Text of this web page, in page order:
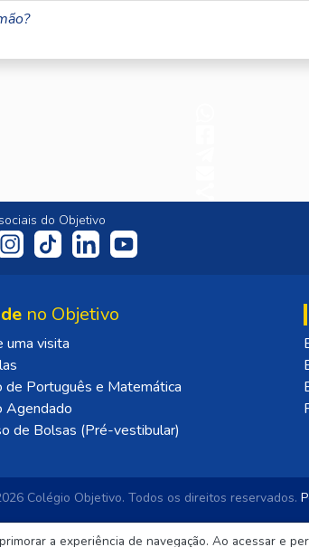
a experiência de navegação. Ao acessar e
do Objetivo
no Objetivo
uma visita
de Português e Matemática
Agendado
de Bolsas (Pré-vestibular)
Colégio Objetivo. Todos os direitos reservados.